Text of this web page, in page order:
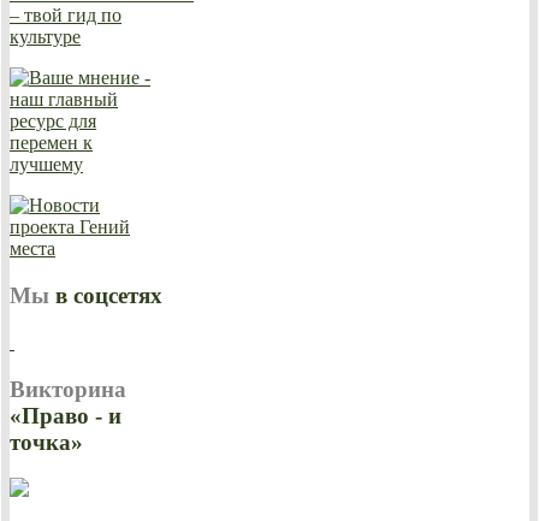
Мы в соцсетях
Викторина
«Право - и
точка»